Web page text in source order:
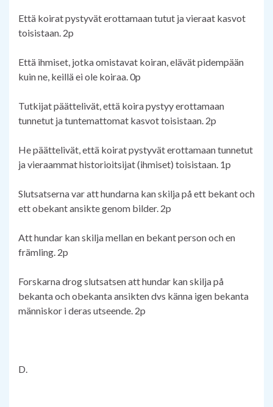
Että koirat pystyvät erottamaan tutut ja vieraat kasvot
toisistaan. 2p
Että ihmiset, jotka omistavat koiran, elävät pidempään
kuin ne, keillä ei ole koiraa. 0p
Tutkijat päättelivät, että koira pystyy erottamaan
tunnetut ja tuntemattomat kasvot toisistaan. 2p
He päättelivät, että koirat pystyvät erottamaan tunnetut
ja vieraammat historioitsijat (ihmiset) toisistaan. 1p
Slutsatserna var att hundarna kan skilja på ett bekant och
ett obekant ansikte genom bilder. 2p
Att hundar kan skilja mellan en bekant person och en
främling. 2p
Forskarna drog slutsatsen att hundar kan skilja på
bekanta och obekanta ansikten dvs känna igen bekanta
människor i deras utseende. 2p
D.